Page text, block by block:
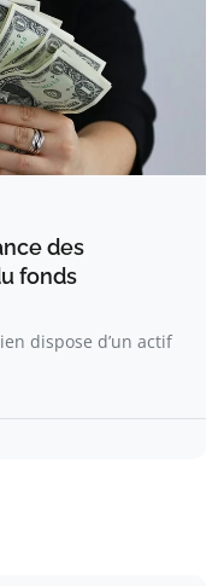
des
fonds
dispose d’un actif